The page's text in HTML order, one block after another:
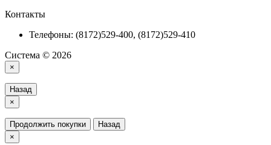
Контакты
Телефоны: (8172)529-400, (8172)529-410
Система © 2026
×
Назад
×
Продолжить покупки
Назад
×